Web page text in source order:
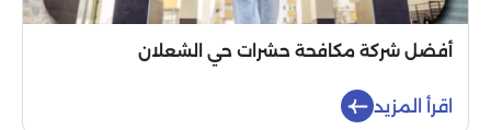
أفضل شركة مكافحة حشرات حي الشعلان
اقرأ المزيد